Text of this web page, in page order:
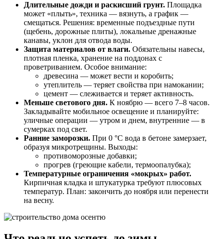
Длительные дожди и раскисший грунт. Площадка
может «плыть», техника — вязнуть, а график —
смещаться. Решения: временные подъездные пути
(щебень, дорожные плиты), локальные дренажные
канавы, уклон для отвода воды.
Защита материалов от влаги. Обязательны навесы,
плотная пленка, хранение на поддонах с
проветриванием. Особое внимание:
древесина — может вести и коробить;
утеплитель — теряет свойства при намокании;
цемент — слеживается и теряет активность.
Меньше светового дня. К ноябрю — всего 7–8 часов.
Закладывайте мобильное освещение и планируйте:
уличные операции — утром и днем, внутренние — в
сумерках под свет.
Ранние заморозки. При 0 °C вода в бетоне замерзает,
образуя микротрещины. Выходы:
противоморозные добавки;
прогрев (греющие кабели, термоопалубка);
Температурные ограничения «мокрых» работ.
Кирпичная кладка и штукатурка требуют плюсовых
температур. План: закончить до ноября или перенести
на весну.